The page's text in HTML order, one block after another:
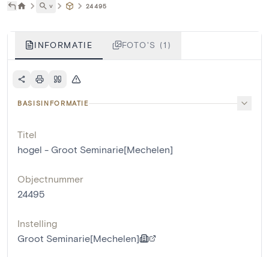
˅ 24495
INFORMATIE FOTO'S (1)
BASISINFORMATIE
Titel
hogel - Groot Seminarie[Mechelen]
Objectnummer
24495
Instelling
Groot Seminarie[Mechelen]